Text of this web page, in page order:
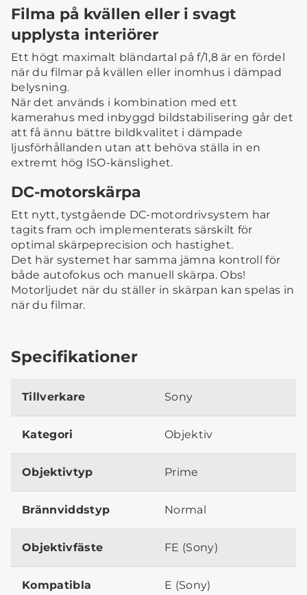
Filma på kvällen eller i svagt
upplysta interiörer
Ett högt maximalt bländartal på f/1,8 är en fördel
när du filmar på kvällen eller inomhus i dämpad
belysning.
När det används i kombination med ett
kamerahus med inbyggd bildstabilisering går det
att få ännu bättre bildkvalitet i dämpade
ljusförhållanden utan att behöva ställa in en
extremt hög ISO-känslighet.
DC-motorskärpa
Ett nytt, tystgående DC-motordrivsystem har
tagits fram och implementerats särskilt för
optimal skärpeprecision och hastighet.
Det här systemet har samma jämna kontroll för
både autofokus och manuell skärpa. Obs!
Motorljudet när du ställer in skärpan kan spelas in
när du filmar.
Specifikationer
Tillverkare Sony
Kategori Objektiv
Objektivtyp Prime
Brännviddstyp Normal
Objektivfäste FE (Sony)
Kompatibla
E (Sony)